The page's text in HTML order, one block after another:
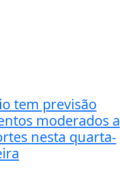
tem previsão
moderados a
nesta quarta-